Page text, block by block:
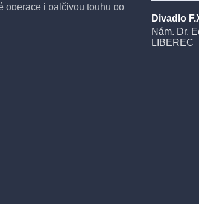
operace i palčivou touhu po
život vyústil v rezignaci, Frida
přetavila
která svou bolest proměnila
Divadlo
Nám. Dr.
LIBEREC